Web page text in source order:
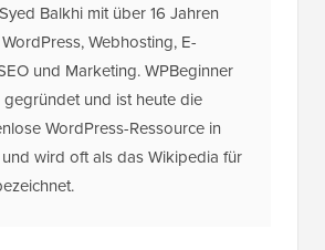
Balkhi mit über 16 Jahren
Webhosting, E-
und Marketing. WPBeginner
und ist heute die
WordPress-Ressource in
wird oft als das Wikipedia für